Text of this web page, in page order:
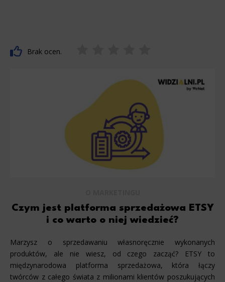
Brak ocen.
Czym jest platforma sprzedażowa ETSY
i co warto o niej wiedzieć?
Marzysz o sprzedawaniu własnoręcznie wykonanych
produktów, ale nie wiesz, od czego zacząć? ETSY to
międzynarodowa platforma sprzedażowa, która łączy
twórców z całego świata z milionami klientów poszukujących